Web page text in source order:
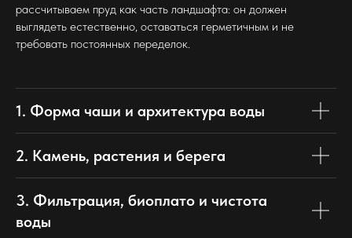
рассчитываем пруд как часть ландшафта: он должен
выглядеть естественно, оставаться герметичным и не
требовать постоянных переделок.
1. Форма чаши и архитектура воды
2. Камень, растения и берега
3. Фильтрация, биоплато и чистота
воды